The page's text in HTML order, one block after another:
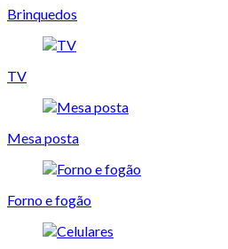
Brinquedos
TV
Mesa posta
Forno e fogão